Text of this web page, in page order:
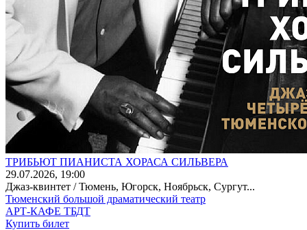
ТРИБЬЮТ ПИАНИСТА ХОРАСА СИЛЬВЕРА
29.07.2026, 19:00
Джаз-квинтет / Тюмень, Югорск, Ноябрьск, Сургут...
Тюменский большой драматический театр
АРТ-КАФЕ ТБДТ
Купить билет